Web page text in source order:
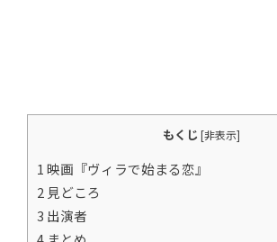
もくじ [非表示]
1 映画『ヴィラで始まる恋』
2 見どころ
3 出演者